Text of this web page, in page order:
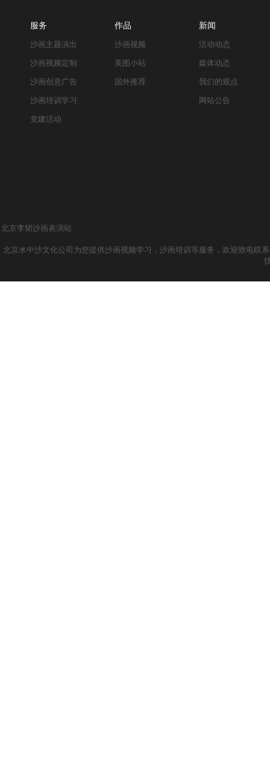
服务
沙画主题演出
沙画视频定制
沙画创意广告
沙画培训学习
党建活动
作品
沙画视频
美图小站
国外推荐
新闻
活动动态
媒体动态
我们的观点
网站公告
北京李韬沙画表演站
北京水中沙文化公司为您提供沙画视频学习，沙画培训等服务，欢迎致电联